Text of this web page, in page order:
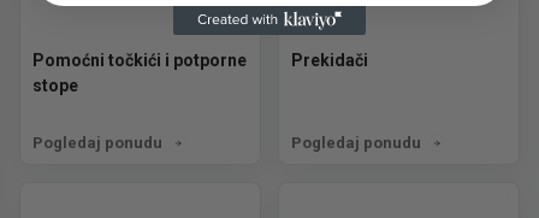
Pomoćni točkići i potporne
stope
Pogledaj ponudu
Prekidači
Pogledaj ponudu